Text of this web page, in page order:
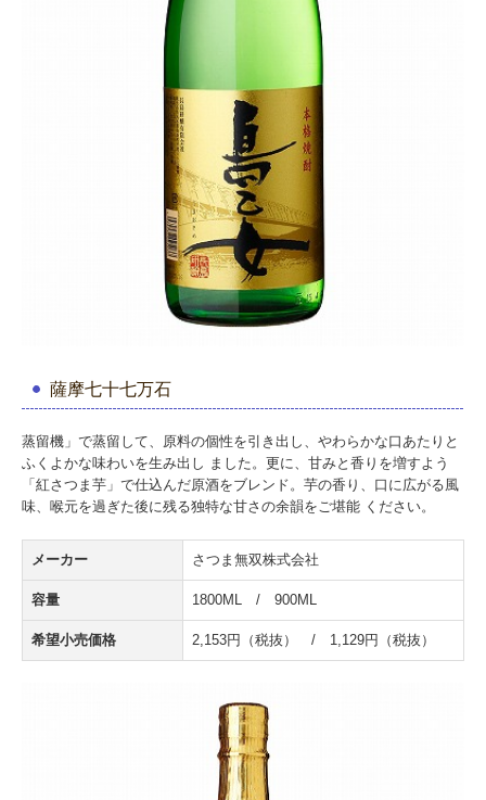
薩摩七十七万石
蒸留機」で蒸留して、原料の個性を引き出し、やわらかな口あたりと
ふくよかな味わいを生み出し ました。更に、甘みと香りを増すよう
「紅さつま芋」で仕込んだ原酒をブレンド。芋の香り、口に広がる風
味、喉元を過ぎた後に残る独特な甘さの余韻をご堪能 ください。
メーカー さつま無双株式会社
容量 1800ML / 900ML
希望小売価格 2,153円（税抜） / 1,129円（税抜）